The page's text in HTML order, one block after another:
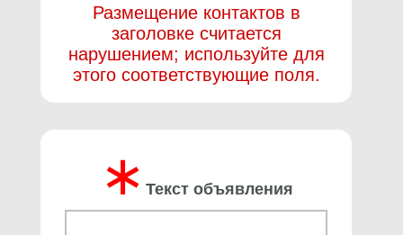
Размещение контактов в
заголовке считается
нарушением; используйте для
этого соответствующие поля.
∗ Текст объявления